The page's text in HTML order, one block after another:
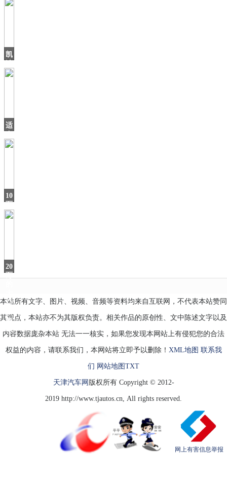
凯
拉
适
年
10
万
级
20
万
众
跑
CC
本站所有文字、图片、视频、音频等资料均来自互联网，不代表本站赞同
其观点，本站亦不为其版权负责。相关作品的原创性、文中陈述文字以及
内容数据庞杂本站 无法一一核实，如果您发现本网站上有侵犯您的合法
权益的内容，请联系我们，本网站将立即予以删除！ XML地图 联系我
们 网站地图 TXT
天津汽车网 版权所有 Copyright © 2012-
2019 http://www.tjautos.cn, All rights reserved.
网上有害信息举报